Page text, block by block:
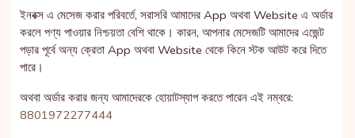
ইনবক্স এ মেসেজ করার পরিবর্তে, সরাসরি আমাদের App অথবা Website এ অর্ডার
করলে পণ্য পাওয়ার নিশ্চয়তা বেশি থাকে। কারন, আপনার মেসেজটি আমাদের এজেন্ট
পড়ার পূর্বে অন্য ক্রেতা App অথবা Website থেকে কিনে স্টক আউট করে দিতে
পারে।
অথবা অর্ডার করার জন্য আমাদেরকে হোয়াটস্যাপ করতে পারেন এই নম্বরে:
8801972277444